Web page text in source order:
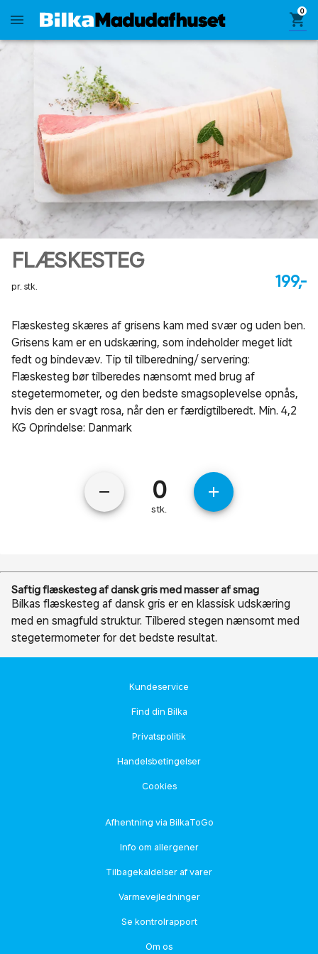
menu shopping_cart
0
FLÆSKESTEG
pr. stk. 199,-
Flæskesteg skæres af grisens kam med svær og uden ben.
Grisens kam er en udskæring, som indeholder meget lidt
fedt og bindevæv. Tip til tilberedning/ servering:
Flæskesteg bør tilberedes nænsomt med brug af
stegetermometer, og den bedste smagsoplevelse opnås,
hvis den er svagt rosa, når den er færdigtilberedt. Min. 4,2
KG Oprindelse: Danmark
remove
stk.
add
Saftig flæskesteg af dansk gris med masser af smag
Bilkas flæskesteg af dansk gris er en klassisk udskæring
med en smagfuld struktur. Tilbered stegen nænsomt med
stegetermometer for det bedste resultat.
Kundeservice
Find din Bilka
Privatspolitik
Handelsbetingelser
Cookies
Afhentning via BilkaToGo
Info om allergener
Tilbagekaldelser af varer
Varmevejledninger
Se kontrolrapport
Om os